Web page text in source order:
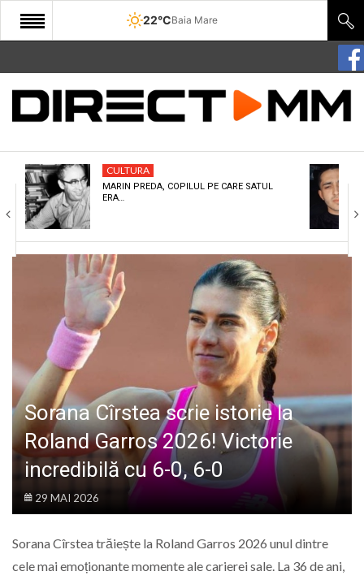
22°CBaia Mare
START
COMUNITATE
CULTURA
ECONOMIE
SANATATE
SPECIAL
POLITIC
LIFE
CULTURA
MARIN PREDA, COPILUL PE CARE SATUL
ERA…
Sorana Cîrstea scrie istorie la
Roland Garros 2026! Victorie
incredibilă cu 6-0, 6-0
29 MAI 2026
Sorana Cîrstea trăiește la Roland Garros 2026 unul dintre
cele mai emoționante momente ale carierei sale. La 36 de ani,